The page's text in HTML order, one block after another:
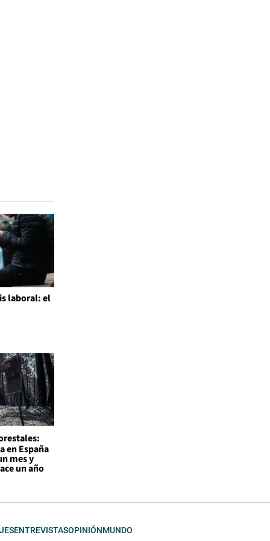
laboral: el
en España
mes y
un año
ENTREVISTASOPINIÓNMUNDO